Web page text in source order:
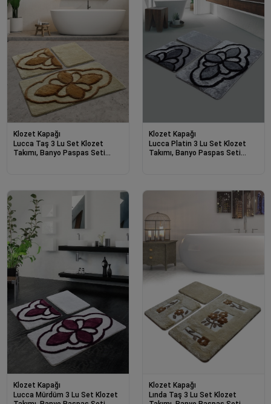
Klozet Kapağı
Lucca Taş 3 Lu Set Klozet
Takımı, Banyo Paspas Seti
Klozet Kapağı
Lucca Platin 3 Lu Set Klozet
Takımı, Banyo Paspas Seti
Klozet Kapağı
Lucca Mürdüm 3 Lu Set Klozet
Klozet Kapağı
Lında Taş 3 Lu Set Klozet